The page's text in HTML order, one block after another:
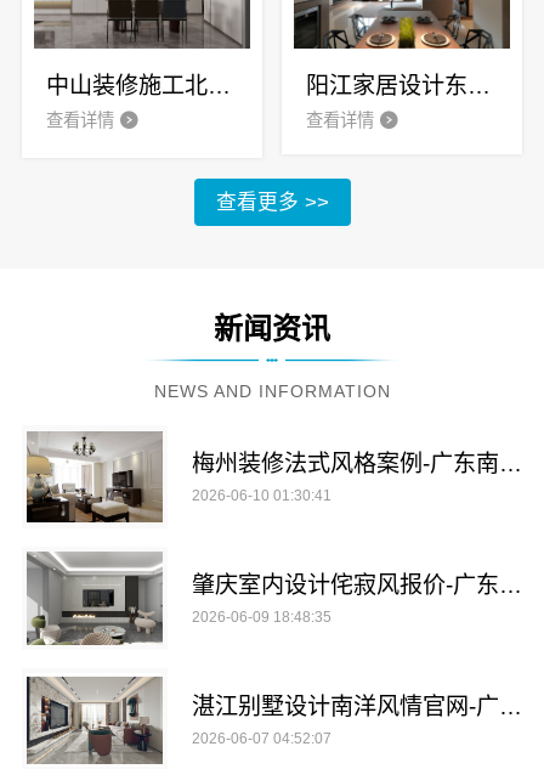
中山装修施工北欧风官网_广东南洋利华家居建材有限公司
查看详情
阳江家居设计东方美学公司广东南洋利华家居建材有限公司
查看详情
查看更多 >>
新闻资讯
NEWS AND INFORMATION
梅州装修法式风格案例-广东南洋利华家居建材有限公司
2026-06-10 01:30:41
肇庆室内设计侘寂风报价-广东南洋利华家居建材有限公司
2026-06-09 18:48:35
湛江别墅设计南洋风情官网-广东南洋利华家居建材有限公司
2026-06-07 04:52:07